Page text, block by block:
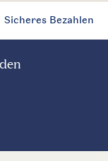
Sicheres Bezahlen